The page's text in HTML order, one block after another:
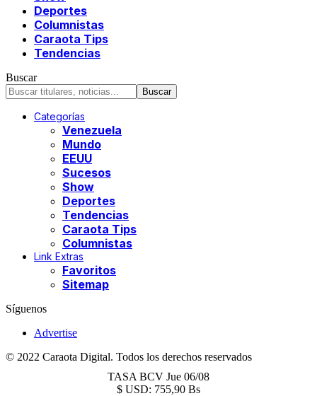
Deportes
Columnistas
Caraota Tips
Tendencias
Buscar
Categorías
Venezuela
Mundo
EEUU
Sucesos
Show
Deportes
Tendencias
Caraota Tips
Columnistas
Link Extras
Favoritos
Sitemap
Síguenos
Advertise
© 2022 Caraota Digital. Todos los derechos reservados
TASA BCV Jue 06/08
$ USD: 755,90 Bs